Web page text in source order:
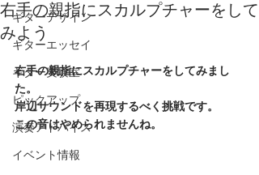
ギターデザイン
ギターエッセイ
ギター実験室
ピックアップ
演奏アドバイス
イベント情報
右手の親指にスカルプチャーをして
みよう
右手の親指にスカルプチャーをしてみまし
た。
岸辺サウンドを再現するべく挑戦です。
この音はやめられませんね。